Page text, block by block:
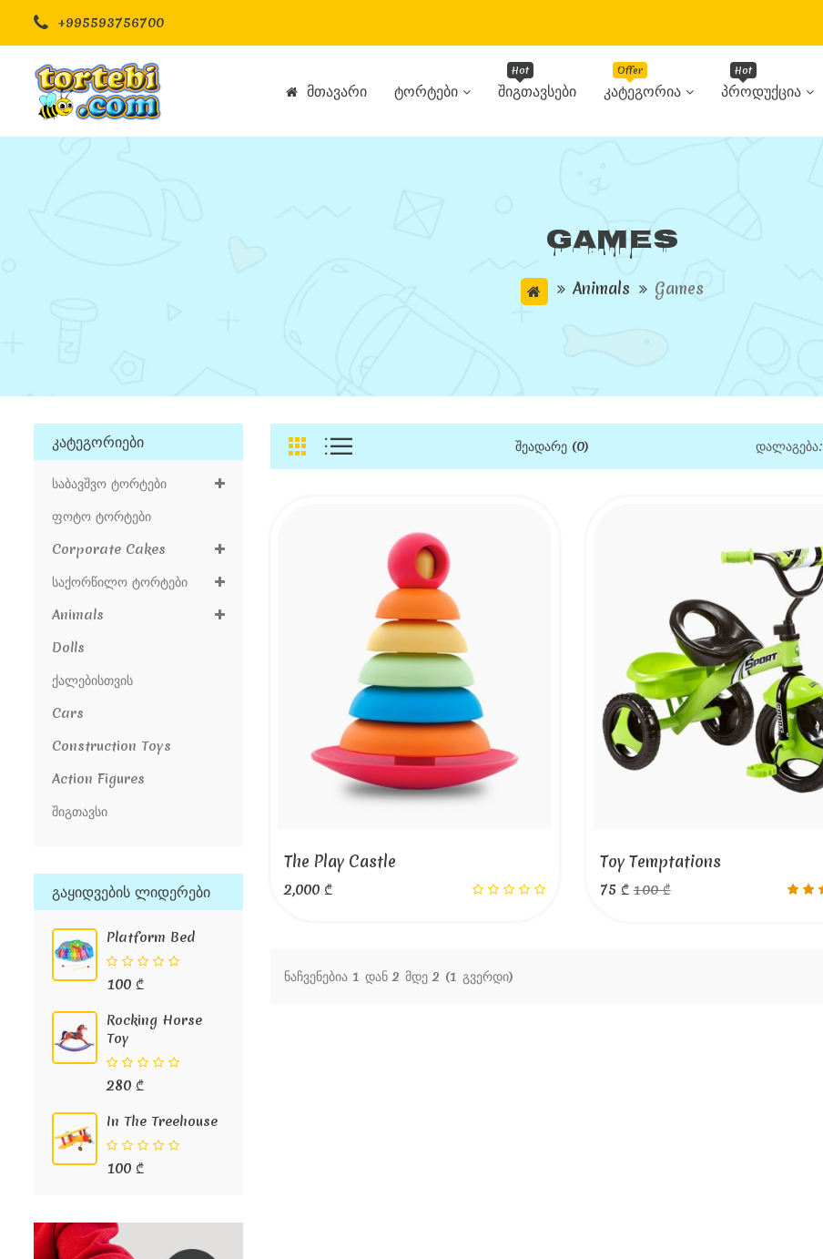
+995593756700
Მთავარი Ტორტები Შიგთავსები Კატეგორია Პროდუქცია
Games
Animals Games
Კატეგორიები
Საბავშვო Ტორტები
Ფოტო Ტორტები
Corporate Cakes
Საქორწილო Ტორტები
Animals
Dolls
Ქალებისთვის
Cars
Construction Toys
Action Figures
Შიგთავსი
Გაყიდვების Ლიდერები
Platform Bed
100 ₾
Rocking Horse
Toy
280 ₾
In The Treehouse
100 ₾
Შეადარე (0) დალაგება:
The Play Castle
2,000 ₾
Toy Temptations
75 ₾ 100 ₾
ნაჩვენებია 1 დან 2 მდე 2 (1 გვერდი)